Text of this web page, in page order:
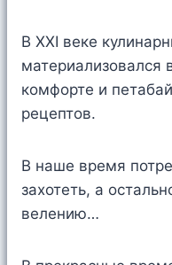
В XXI веке
материализовался
комфорте и
рецептов.
В наше время
захотеть, а
велению…